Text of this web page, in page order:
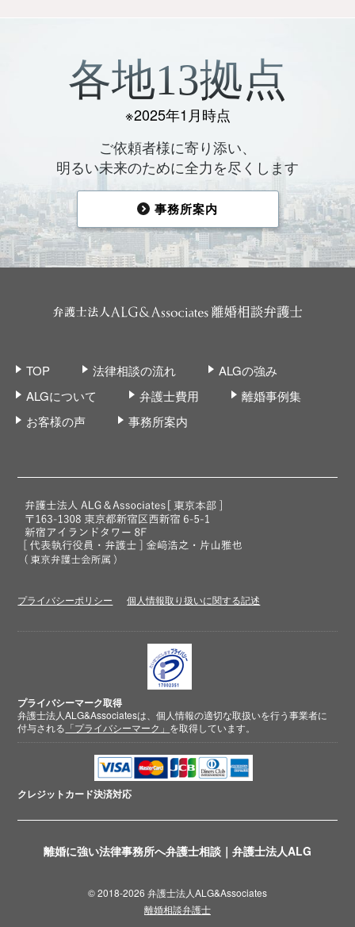
離婚に強い法律事務所へ弁護士相談｜弁護士法人ALG
各地13拠点
※2025年1月時点
ご依頼者様に寄り添い、
明るい未来のために全力を尽くします
事務所案内
TOP 法律相談の流れ
ALGの強み
ALGについて
弁護士費用
離婚事例集
お客様の声
事務所案内
プライバシーポリシー 個人情報取り扱いに関する記述
プライバシーマーク取得
弁護士法人ALG&Associatesは、個人情報の適切な取扱いを行う事業者に
付与される 「プライバシーマーク」 を取得しています。
クレジットカード決済対応
© 2018-2026 弁護士法人ALG&Associates
離婚相談弁護士